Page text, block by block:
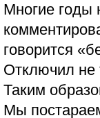
Многие годы
говорится
Отключил не
Таким
Мы